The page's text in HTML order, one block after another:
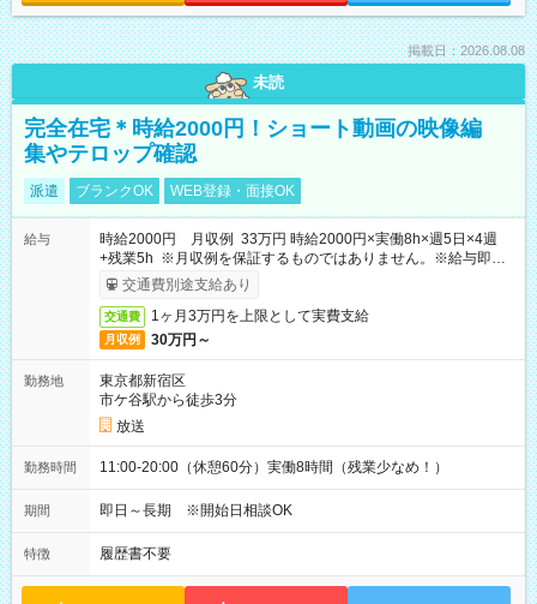
掲載日：2026.08.08
未読
完全在宅＊時給2000円！ショート動画の映像編
集やテロップ確認
派遣 ブランクOK WEB登録・面接OK
給与
時給2000円 月収例 33万円 時給2000円×実働8h×週5日×4週
+残業5h ※月収例を保証するものではありません。※給与即受
取りサービス利用可（利用条件有）
交通費別途支給あり
交通費 1ヶ月3万円を上限として実費支給
月収例 30万円～
勤務地
東京都新宿区
市ケ谷駅から徒歩3分
放送
勤務時間 11:00-20:00（休憩60分）実働8時間（残業少なめ！）
期間 即日～長期 ※開始日相談OK
特徴 履歴書不要